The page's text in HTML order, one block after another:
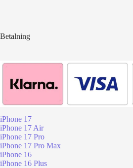
Betalning
iPhone 17
iPhone 17 Air
iPhone 17 Pro
iPhone 17 Pro Max
iPhone 16
iPhone 16 Plus